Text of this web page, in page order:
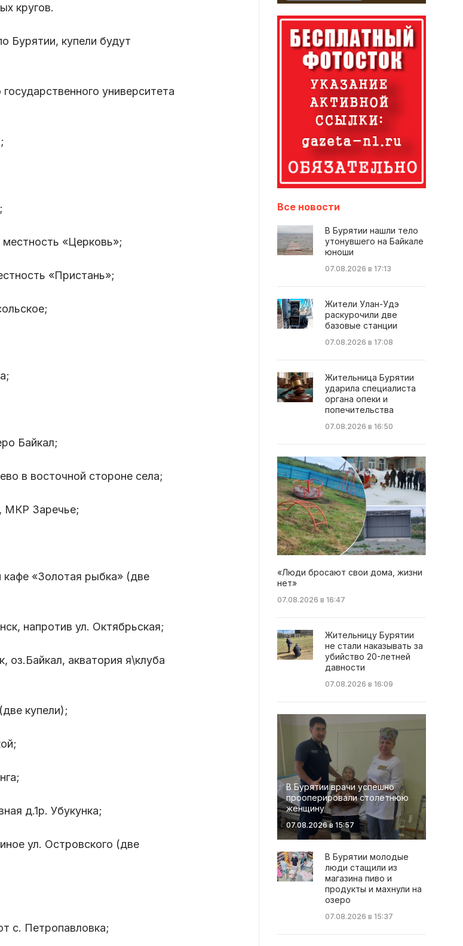
кругов.
Бурятии, купели будут
университета
местность «Церковь»;
«Пристань»;
Байкал;
в восточной стороне села;
МКР Заречье;
кафе «Золотая рыбка» (две
напротив ул. Октябрьская;
оз.Байкал, акватория я\клуба
купели);
д.1р. Убукунка;
ул. Островского (две
с. Петропавловка;
Все новости
В Бурятии нашли тело
утонувшего на Байкале
юноши
07.08.2026 в 17:13
Жители Улан-Удэ
раскурочили две
базовые станции
07.08.2026 в 17:08
Жительница Бурятии
ударила специалиста
органа опеки и
попечительства
07.08.2026 в 16:50
«Люди бросают свои дома, жизни
нет»
07.08.2026 в 16:47
Жительницу Бурятии
не стали наказывать за
убийство 20-летней
давности
07.08.2026 в 16:09
В Бурятии врачи успешно
прооперировали столетнюю
женщину
07.08.2026 в 15:57
В Бурятии молодые
люди стащили из
магазина пиво и
продукты и махнули на
озеро
07.08.2026 в 15:37